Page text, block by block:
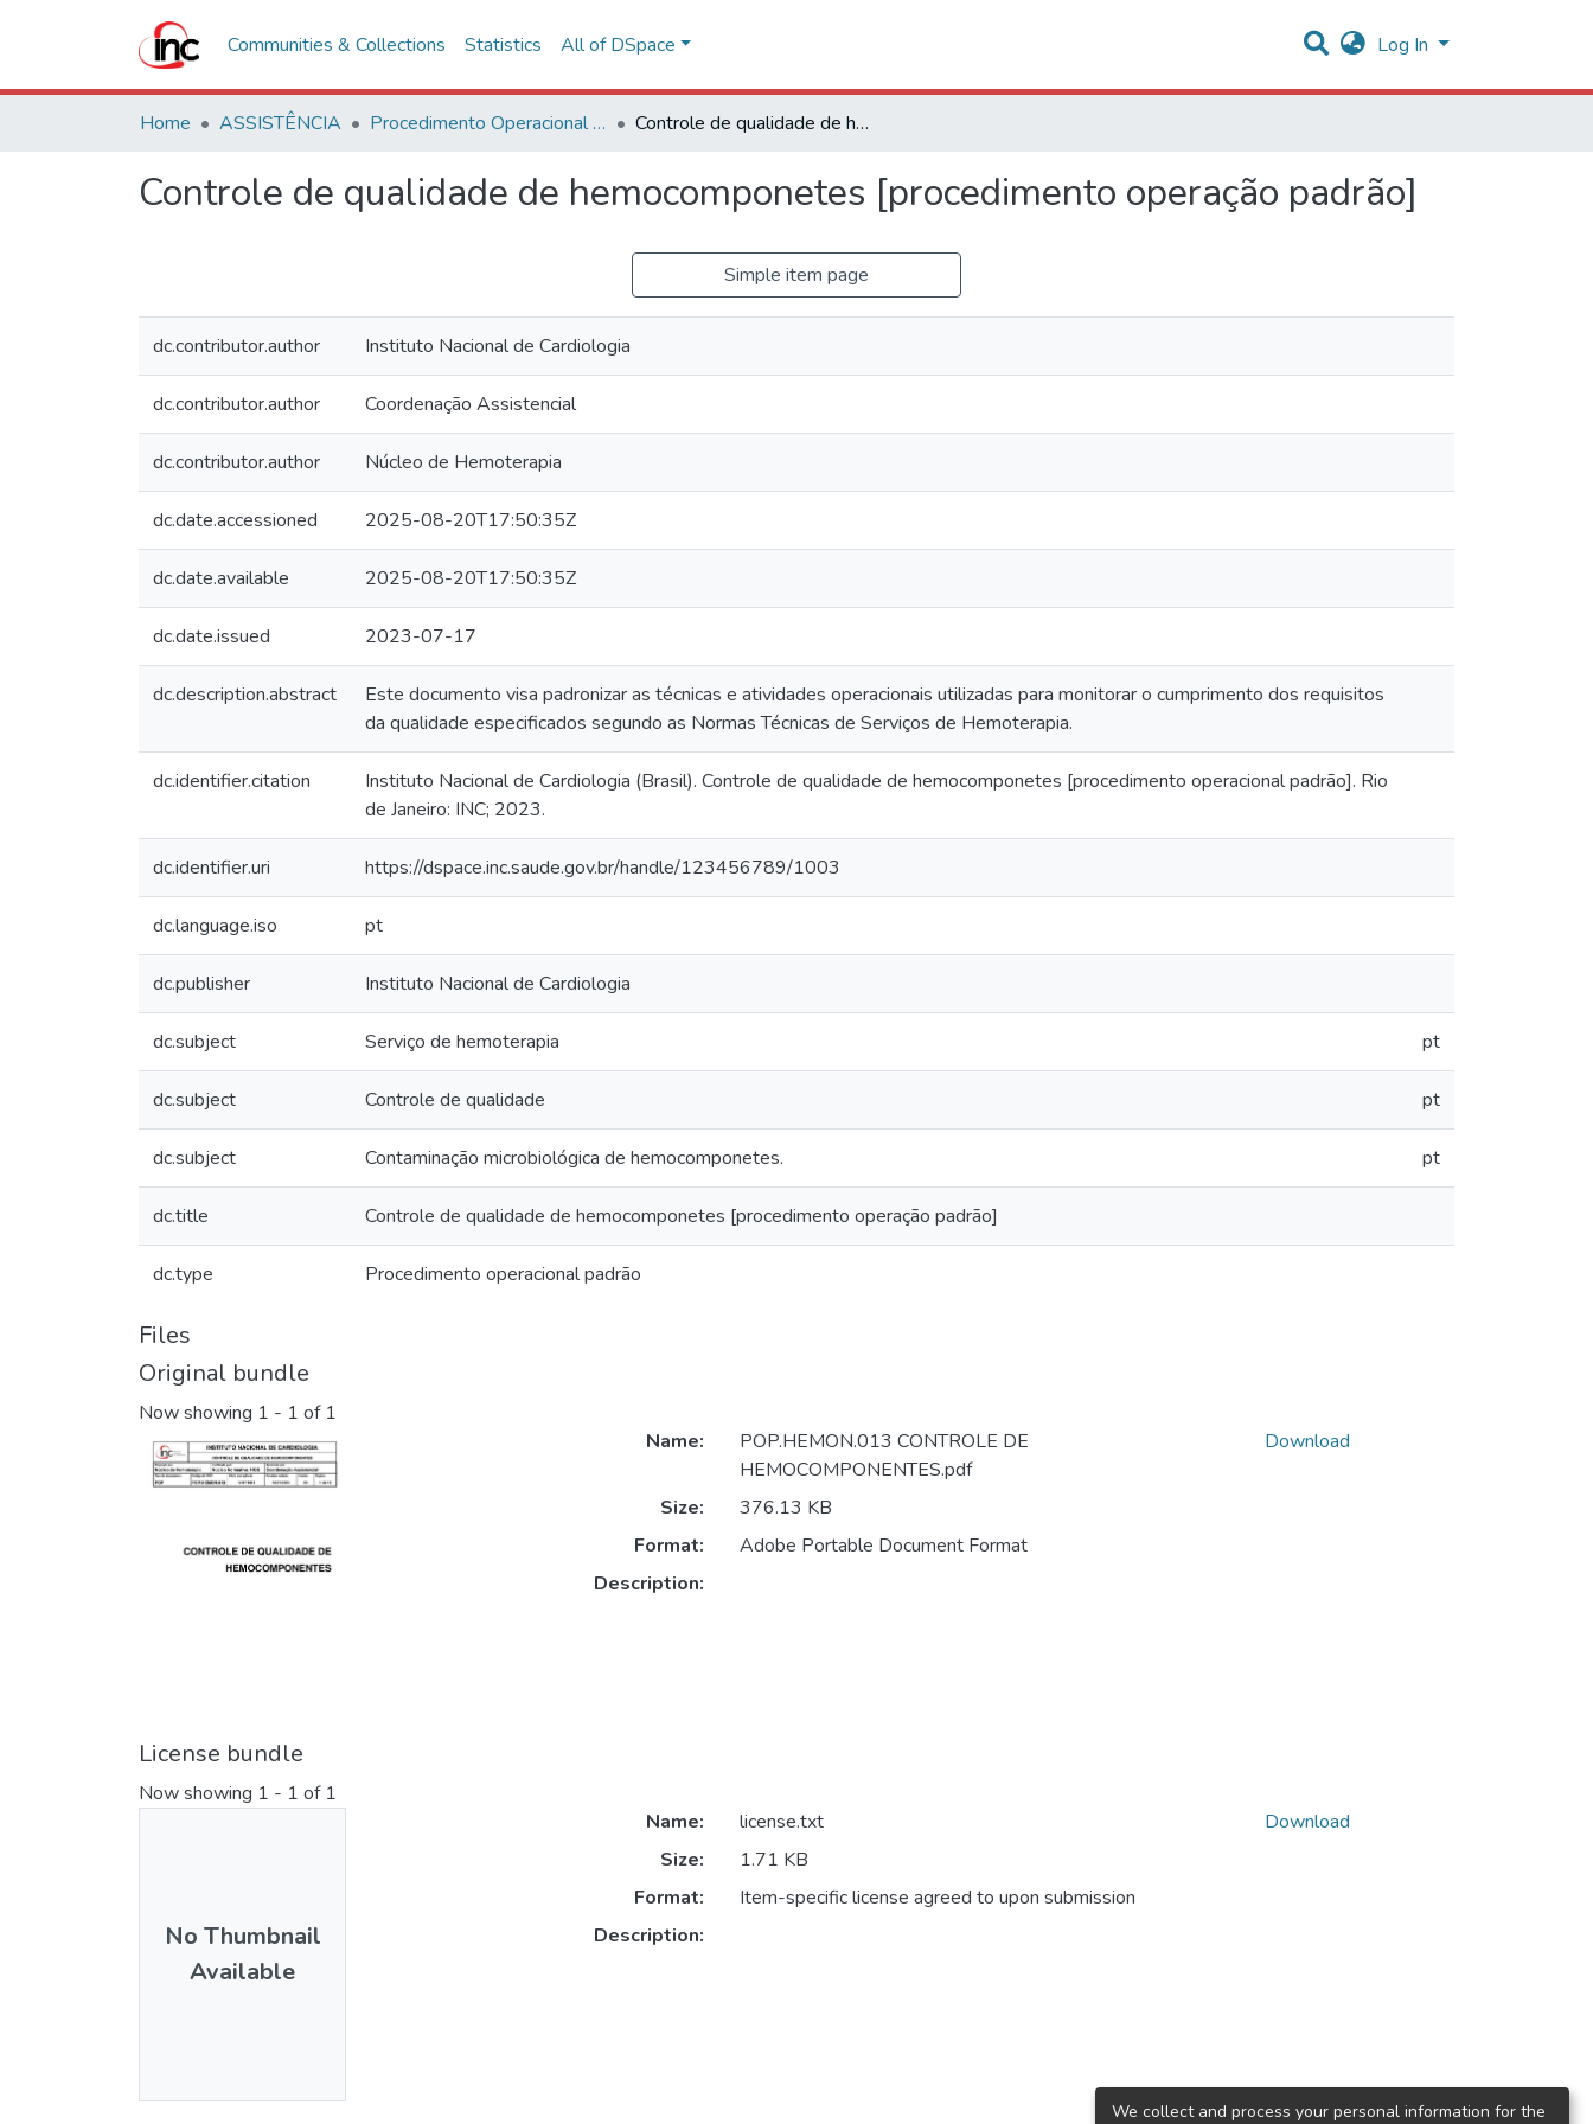
Communities & Collections Statistics All of DSpace Log In
Home ASSISTÊNCIA Procedimento Operacional Padrão (POP) Controle de qualidade de hemocomponetes [procedimento operação padrão]
Controle de qualidade de hemocomponetes [procedimento operação padrão]
Simple item page
dc.contributor.author Instituto Nacional de Cardiologia
dc.contributor.author Coordenação Assistencial
dc.contributor.author Núcleo de Hemoterapia
dc.date.accessioned 2025-08-20T17:50:35Z
dc.date.available 2025-08-20T17:50:35Z
dc.date.issued 2023-07-17
dc.description.abstract
Este documento visa padronizar as técnicas e atividades operacionais utilizadas para monitorar o cumprimento dos requisitos
da qualidade especificados segundo as Normas Técnicas de Serviços de Hemoterapia.
dc.identifier.citation
Instituto Nacional de Cardiologia (Brasil). Controle de qualidade de hemocomponetes [procedimento operacional padrão]. Rio
de Janeiro: INC; 2023.
dc.identifier.uri https://dspace.inc.saude.gov.br/handle/123456789/1003
dc.language.iso pt
dc.publisher Instituto Nacional de Cardiologia
dc.subject Serviço de hemoterapia pt
dc.subject Controle de qualidade pt
dc.subject Contaminação microbiológica de hemocomponetes. pt
dc.title Controle de qualidade de hemocomponetes [procedimento operação padrão]
dc.type Procedimento operacional padrão
Files
Original bundle
Now showing 1 - 1 of 1
Name:
POP.HEMON.013 CONTROLE DE
HEMOCOMPONENTES.pdf
Size:
376.13 KB
Format:
Adobe Portable Document Format
Description:
Download
License bundle
Now showing 1 - 1 of 1
No Thumbnail
Available
Name:
license.txt
Size:
1.71 KB
Format:
Item-specific license agreed to upon submission
Description:
Download
We collect and process your personal information for the